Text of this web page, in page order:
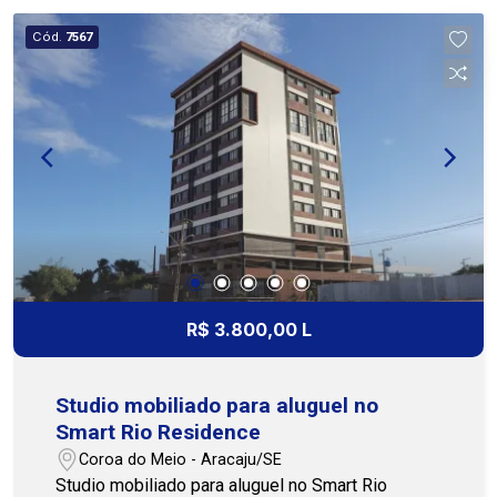
qualidade de vida e bem-estar. Dispõe ainda de 1
vaga de garagem, agregando mais praticidade e
segurança. Perfeito para quem deseja viver com
estilo em um empreendimento moderno, próximo
à praia, serviços e conveniências. Entre em
contato para mais informações ou para agendar
uma visita. Nossa equipe está pronta para te
atender! (79)3231-3231 - Cohab Premium
Cód. 7567
R$ 3.800,00 L
Studio mobiliado para aluguel no
Smart Rio Residence
Coroa do Meio - Aracaju/SE
Studio mobiliado para aluguel no Smart Rio